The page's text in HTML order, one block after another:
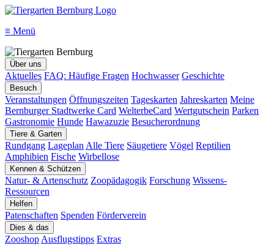
≡ Menü
Über uns
Aktuelles FAQ: Häufige Fragen Hochwasser Geschichte
Besuch
Veranstaltungen Öffnungszeiten Tageskarten Jahreskarten Meine
Bernburger Stadtwerke Card WelterbeCard Wertgutschein Parken
Gastronomie Hunde Hawazuzie Besucherordnung
Tiere & Garten
Rundgang Lageplan Alle Tiere Säugetiere Vögel Reptilien
Amphibien Fische Wirbellose
Kennen & Schützen
Natur- & Artenschutz Zoopädagogik Forschung Wissens-
Ressourcen
Helfen
Patenschaften Spenden Förderverein
Dies & das
Zooshop Ausflugstipps Extras